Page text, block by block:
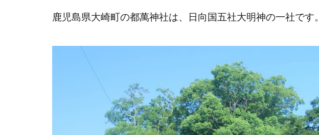
鹿児島県大崎町の都萬神社は、日向国五社大明神の一社です。